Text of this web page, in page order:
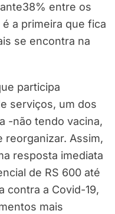
entre os
a primeira que fica
se encontra na
participa
serviços, um dos
-não tendo vacina,
Assim,
resposta imediata
de RS 600 até
contra a Covid-19,
mais